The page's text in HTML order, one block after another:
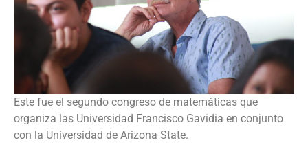
Este fue el segundo congreso de matemáticas que
organiza las Universidad Francisco Gavidia en conjunto
con la Universidad de Arizona State.